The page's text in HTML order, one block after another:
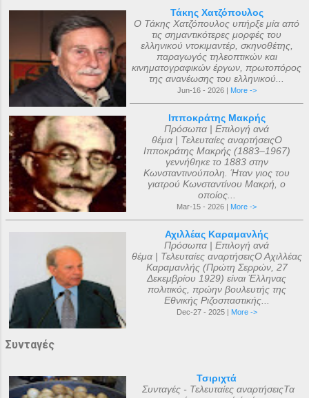
Τάκης Χατζόπουλος
Ο Τάκης Χατζόπουλος υπήρξε μία από
τις σημαντικότερες μορφές του
ελληνικού ντοκιμαντέρ, σκηνοθέτης,
παραγωγός τηλεοπτικών και
κινηματογραφικών έργων, πρωτοπόρος
της ανανέωσης του ελληνικού...
Jun-16 - 2026 | More ->
Ιπποκράτης Μακρής
Πρόσωπα | Επιλογή ανά
θέμα | Τελευταίες αναρτήσειςΟ
Ιπποκράτης Μακρής (1883–1967)
γεννήθηκε το 1883 στην
Κωνσταντινούπολη. Ήταν γιος του
γιατρού Κωνσταντίνου Μακρή, ο
οποίος...
Mar-15 - 2026 | More ->
Αχιλλέας Καραμανλής
Πρόσωπα | Επιλογή ανά
θέμα | Τελευταίες αναρτήσειςΟ Αχιλλέας
Καραμανλής (Πρώτη Σερρών, 27
Δεκεμβρίου 1929) είναι Έλληνας
πολιτικός, πρώην βουλευτής της
Εθνικής Ριζοσπαστικής...
Dec-27 - 2025 | More ->
Συνταγές
Τσιριχτά
Συνταγές - Τελευταίες αναρτήσειςΤα